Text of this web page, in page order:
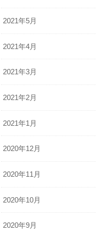
2021年5月
2021年4月
2021年3月
2021年2月
2021年1月
2020年12月
2020年11月
2020年10月
2020年9月